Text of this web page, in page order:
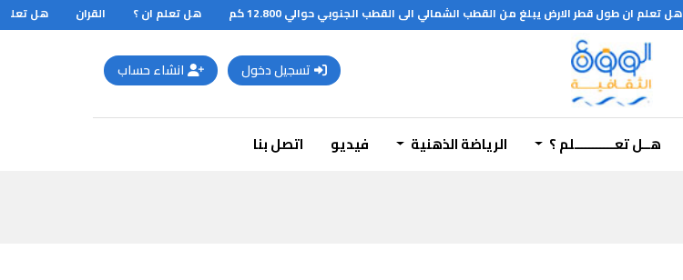
هل تعلم ان طول قطر الارض يبلغ من القطب الشمالي الى القطب الجنوبي حوالي 12.800 كم هل تعلم ان ؟ القران هل تعلم
تسجيل دخول انشاء حساب
هــل تعـــــــــــلم ؟ الرياضة الذهنية فيديو اتصل بنا